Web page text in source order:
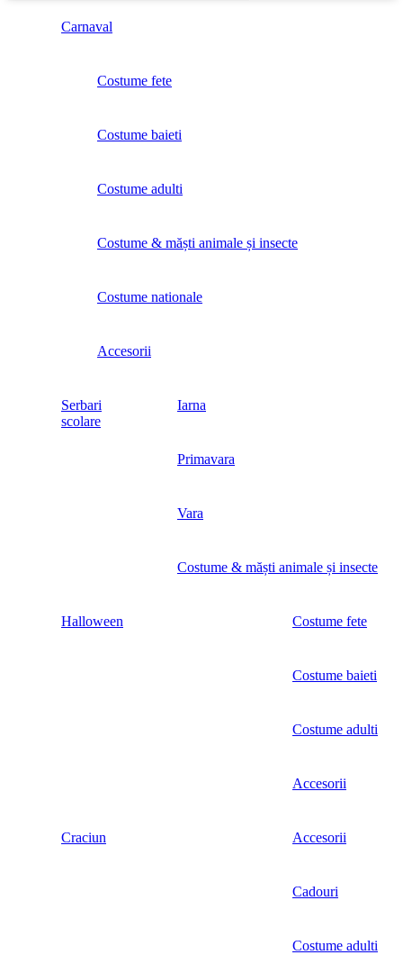
Carnaval
Costume fete
Costume baieti
Costume adulti
Costume & măști animale și insecte
Costume nationale
Accesorii
Serbari
scolare
Iarna
Primavara
Vara
Costume & măști animale și insecte
Halloween Costume fete
Costume baieti
Costume adulti
Accesorii
Craciun Accesorii
Cadouri
Costume adulti